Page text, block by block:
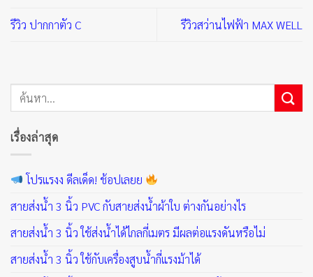
รีวิว ปากกาตัว C รีวิวสว่านไฟฟ้า MAX WELL
เรื่องล่าสุด
โปรแรงง ดีลเด็ด! ช้อปเลยย
สายส่งน้ำ 3 นิ้ว PVC กับสายส่งน้ำผ้าใบ ต่างกันอย่างไร
สายส่งน้ำ 3 นิ้ว ใช้ส่งน้ำได้ไกลกี่เมตร มีผลต่อแรงดันหรือไม่
สายส่งน้ำ 3 นิ้ว ใช้กับเครื่องสูบน้ำกี่แรงม้าได้